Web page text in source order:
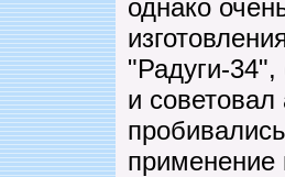
однако
"Радуги-
и советовал